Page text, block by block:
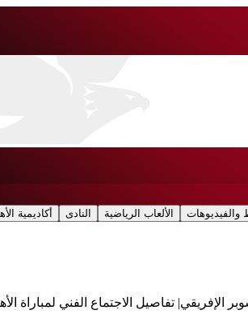
أكاديمية النادى الألعاب الرياضية والفيديوهات
الإفريقي| تفاصيل الاجتماع الفني لمباراة